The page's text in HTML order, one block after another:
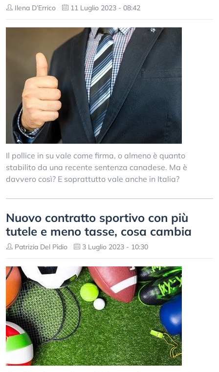
Ilena D’Errico 11 Luglio 2023 - 08:42
Il pollice in su vale come firma, o almeno è quanto
stabilito da una recente sentenza canadese. Ma è
davvero così? E soprattutto vale anche in Italia?
Nuovo contratto sportivo con più
tutele e meno tasse, cosa cambia
Patrizia Del Pidio 3 Luglio 2023 - 10:30